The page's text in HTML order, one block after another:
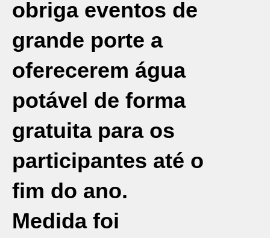
obriga eventos de
grande porte a
oferecerem água
potável de forma
gratuita para os
participantes até o
fim do ano.
Medida foi